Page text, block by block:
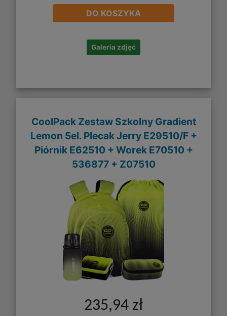
DO KOSZYKA
Galeria zdjęć
CoolPack Zestaw Szkolny Gradient
Lemon 5el. Plecak Jerry E29510/F +
Piórnik E62510 + Worek E70510 +
536877 + Z07510
235,94 zł